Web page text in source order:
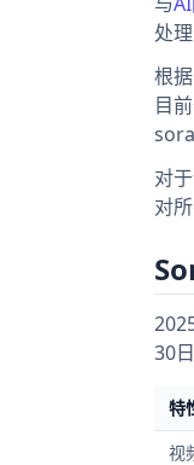
处
根
目
对
对
30
特
视